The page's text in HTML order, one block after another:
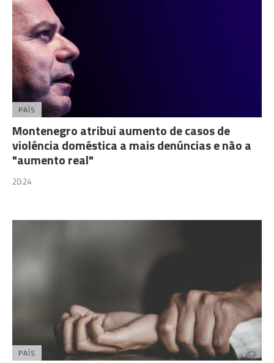
PAÍS
Montenegro atribui aumento de casos de
violência doméstica a mais denúncias e não a
"aumento real"
20:24
PAÍS